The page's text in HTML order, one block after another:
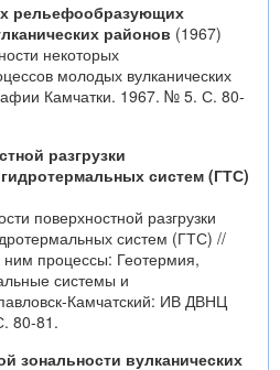
рельефообразующих
районов (1967)
некоторых
молодых вулканических
Камчатки. 1967. № 5. С. 80-
разгрузки
систем (ГТС)
поверхностной разгрузки
систем (ГТС) //
процессы: Геотермия,
системы и
Камчатский: ИВ ДВНЦ
80-81.
зональности вулканических